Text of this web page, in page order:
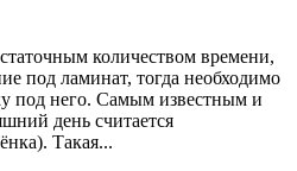
количеством времени,
под ламинат, тогда необходимо
под него. Самым известным и
день считается
Такая...